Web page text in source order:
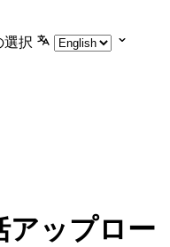
選択
アップロー